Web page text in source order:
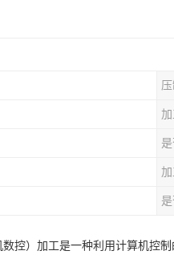
数控）加工是一种利用计算机控